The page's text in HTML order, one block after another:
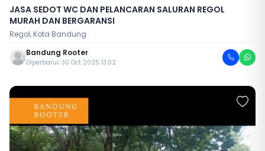
JASA SEDOT WC DAN PELANCARAN SALURAN REGOL
MURAH DAN BERGARANSI
Regol, Kota Bandung
Bandung Rooter
Diperbarui: 30 Oct 2025 13:02